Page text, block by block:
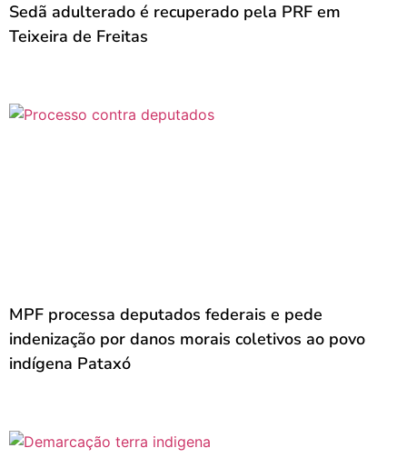
Sedã adulterado é recuperado pela PRF em
Teixeira de Freitas
MPF processa deputados federais e pede
indenização por danos morais coletivos ao povo
indígena Pataxó